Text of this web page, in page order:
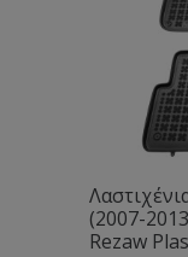
(2007-
Rezaw